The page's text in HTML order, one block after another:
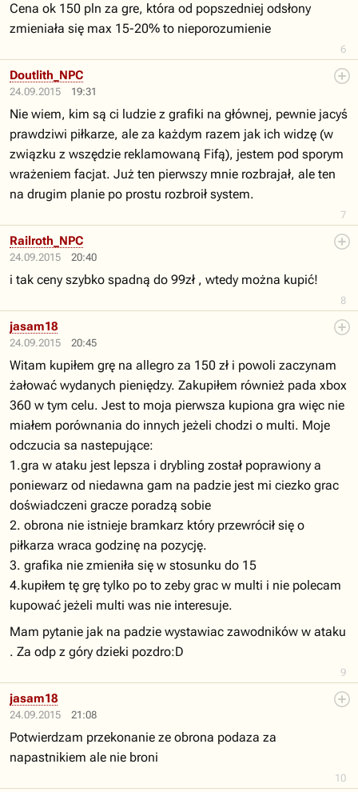
6
Cena ok 150 pln za gre, która od popszedniej odsłony
zmieniała się max 15-20% to nieporozumienie
24.09.2015 19:31
7
Doutlith_NPC
Nie wiem, kim są ci ludzie z grafiki na głównej, pewnie jacyś
prawdziwi piłkarze, ale za każdym razem jak ich widzę (w
związku z wszędzie reklamowaną Fifą), jestem pod sporym
wrażeniem facjat. Już ten pierwszy mnie rozbrajał, ale ten
na drugim planie po prostu rozbroił system.
24.09.2015 20:40
8
Railroth_NPC
i tak ceny szybko spadną do 99zł , wtedy można kupić!
24.09.2015 20:45
9
jasam18
Witam kupiłem grę na allegro za 150 zł i powoli zaczynam
żałować wydanych pieniędzy. Zakupiłem również pada xbox
360 w tym celu. Jest to moja pierwsza kupiona gra więc nie
miałem porównania do innych jeżeli chodzi o multi. Moje
odczucia sa nastepujące:
1.gra w ataku jest lepsza i drybling został poprawiony a
poniewarz od niedawna gam na padzie jest mi ciezko grac
doświadczeni gracze poradzą sobie
2. obrona nie istnieje bramkarz który przewrócił się o
piłkarza wraca godzinę na pozycję.
3. grafika nie zmieniła się w stosunku do 15
4.kupiłem tę grę tylko po to zeby grac w multi i nie polecam
kupować jeżeli multi was nie interesuje.
Mam pytanie jak na padzie wystawiac zawodników w ataku
. Za odp z góry dzieki pozdro:D
24.09.2015 21:08
10
jasam18
Potwierdzam przekonanie ze obrona podaza za
napastnikiem ale nie broni